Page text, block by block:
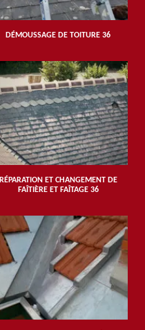
DÉMOUSSAGE DE TOITURE 36
RÉPARATION ET CHANGEMENT DE
FAÎTIÈRE ET FAÎTAGE 36